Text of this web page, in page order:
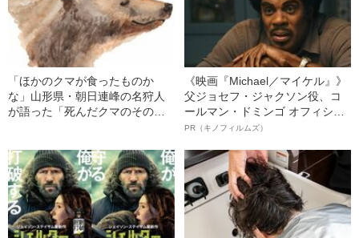
「ほかのクマが食ったものか
な」山形県・朝日連峰の名狩人
が語った「死んだクマのその
《映画『Michael／マイケル』》
父ジョセフ・ジャクソン役、コ
ールマン・ドミンゴ オフィシャ
ルインタビュー“観客を魅了した
語る”《日本興収70億円突破》
PR（キノフィルムズ）